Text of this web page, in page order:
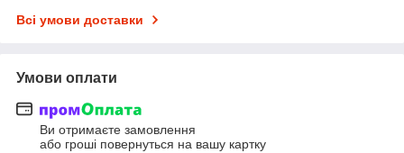
Всі умови доставки
Умови оплати
Ви отримаєте замовлення
або гроші повернуться на вашу картку